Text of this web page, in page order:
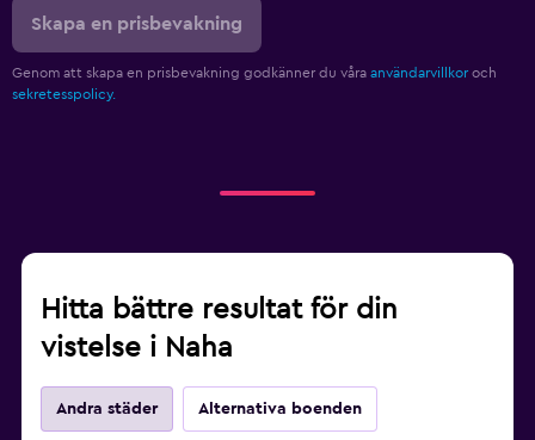
Skapa en prisbevakning
Genom att skapa en prisbevakning godkänner du våra användarvillkor och
sekretesspolicy.
Hitta bättre resultat för din
vistelse i Naha
Andra städer Alternativa boenden